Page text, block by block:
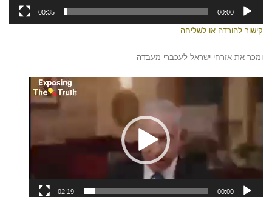
00:00
00:35
קישור להורדה או לשליחה
ומכר את אזרחי ישראל לעכברי מעבדה
00:00
02:19